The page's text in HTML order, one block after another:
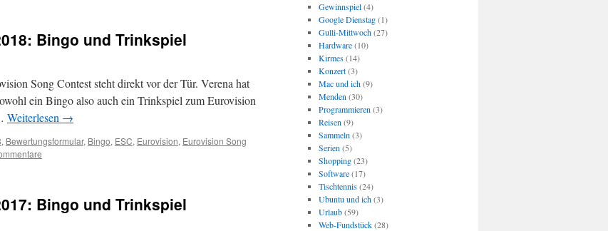
Bingo und Trinkspiel
Song Contest steht direkt vor der Tür. Verena hat
ein Bingo also auch ein Trinkspiel zum Eurovision
Weiterlesen →
, Bewertungsformular, Bingo, ESC, Eurovision, Eurovision Song
Bingo und Trinkspiel
Gewinnspiel(4)
Google Dienstag(1)
Gulli-Mittwoch(27)
Hardware(10)
Kirmes(14)
Konzert(3)
Mac und ich(9)
Menden (30)
Programmieren (3)
Reisen (9)
Sammeln (3)
Serien (5)
Shopping(23)
Software(17)
Tischtennis(24)
Ubuntu und ich(3)
Urlaub(59)
Web-Fundstück(28)